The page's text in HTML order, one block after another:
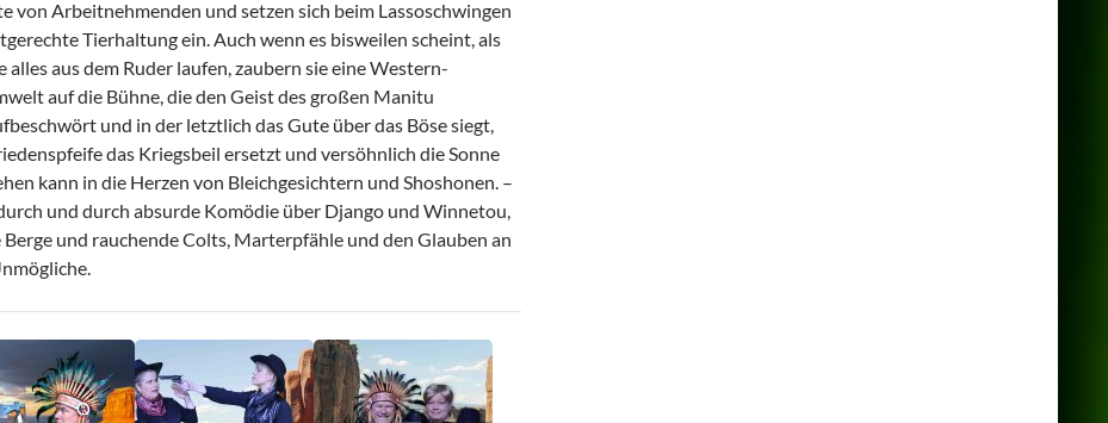
von Arbeitnehmenden und setzen sich beim Lassoschwingen
Tierhaltung ein. Auch wenn es bisweilen scheint, als
alles aus dem Ruder laufen, zaubern sie eine Western-
auf die Bühne, die den Geist des großen Manitu
und in der letztlich das Gute über das Böse siegt,
das Kriegsbeil ersetzt und versöhnlich die Sonne
kann in die Herzen von Bleichgesichtern und Shoshonen. –
und durch absurde Komödie über Django und Winnetou,
Berge und rauchende Colts, Marterpfähle und den Glauben an